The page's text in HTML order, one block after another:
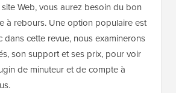
Web, vous aurez besoin du bon
à rebours. Une option populaire est
dans cette revue, nous examinerons
son support et ses prix, pour voir
de minuteur et de compte à